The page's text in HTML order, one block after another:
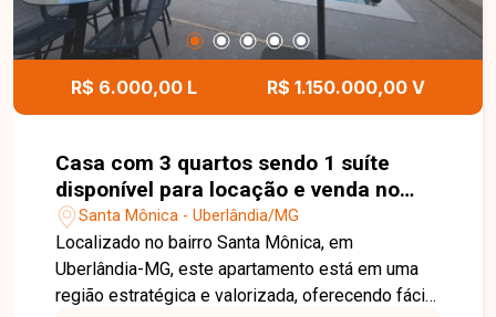
R$ 6.000,00 L R$ 1.150.000,00 V
Casa com 3 quartos sendo 1 suíte
disponível para locação e venda no
bairro Santa Mônica em Uberlândia-
MG
Santa Mônica - Uberlândia/MG
Localizado no bairro Santa Mônica, em
Uberlândia-MG, este apartamento está em uma
região estratégica e valorizada, oferecendo fácil